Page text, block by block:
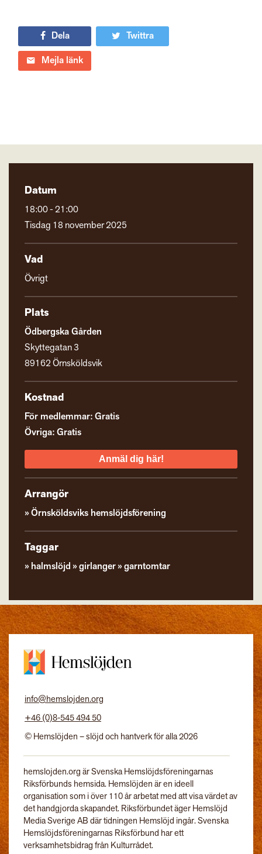
Dela
Twittra
Mejla länk
Datum
18:00 - 21:00
Tisdag 18 november 2025
Vad
Övrigt
Plats
Ödbergska Gården
Skyttegatan 3
89162 Örnsköldsvik
Kostnad
För medlemmar: Gratis
Övriga: Gratis
Anmäl dig här!
Arrangör
Örnsköldsviks hemslöjdsförening
Taggar
halmslöjd girlanger garntomtar
info@hemslojden.org
+46 (0)8-545 494 50
© Hemslöjden – slöjd och hantverk för alla 2026
hemslojden.org är Svenska Hemslöjdsföreningarnas
Riksförbunds hemsida. Hemslöjden är en ideell
organisation som i över 110 år arbetat med att visa värdet av
det handgjorda skapandet. Riksförbundet äger Hemslöjd
Media Sverige AB där tidningen Hemslöjd ingår. Svenska
Hemslöjdsföreningarnas Riksförbund har ett
verksamhetsbidrag från Kulturrådet.